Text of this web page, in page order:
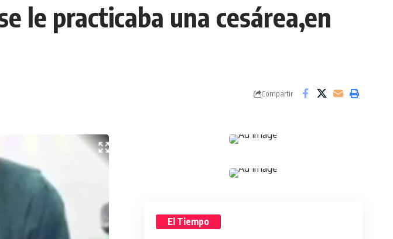
le practicaba una cesárea,en
Compartir
El Tiempo